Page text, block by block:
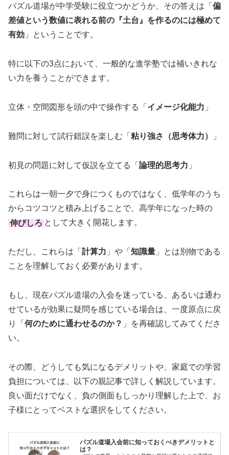
パズル道場が中学受験に役立つかどうか、その答えは「 偏
差値という数値に表れる前の『土台』を作るのには極めて
有効 」ということです。
特に以下の3点において、一般的な進学塾では補いきれな
い力を養うことができます。
立体・空間図形を頭の中で操作する「 イメージ化能力 」
難問に対して試行錯誤を楽しむ「 粘り強さ（思考体力） 」
初見の問題に対して仮説を立てる「 論理的思考力 」
これらは一朝一夕で身につくものではなく、低学年のうち
からコツコツと積み上げることで、高学年になった時の
伸びしろ として大きく開花します。
ただし、これらは「 計算力 」や「 知識量 」とは別物である
ことを理解しておく必要があります。
もし、現在パズル道場の入会を迷っている、あるいは通わ
せているが効果に疑問を感じている場合は、一度原点に戻
り「 何のために通わせるのか？ 」を再確認してみてくださ
い。
その際、どうしても気になるデメリットや、家庭での学習
負担については、以下の親記事で詳しく解説しています。
良い面だけでなく、負の側面もしっかり理解した上で、お
子様にとってベストな選択をしてください。
パズル道場入会前に知っておくべきデメリットと
は？